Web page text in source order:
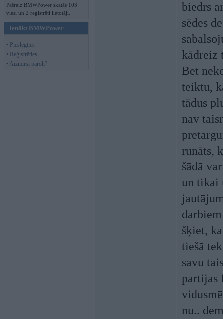
Pašreiz BMWPower skatās 103
viesi un 2 reģistrēti lietotāji.
Ienākt BMWPower
• Pieslēgties
• Reģistrēties
• Aizmirsi paroli?
biedrs
sēdes
kādreiz
Bet
teiktu,
tādus
nav
runāts,
šādā
un tikai
šķiet,
tiešā
savu
partijas
nu..